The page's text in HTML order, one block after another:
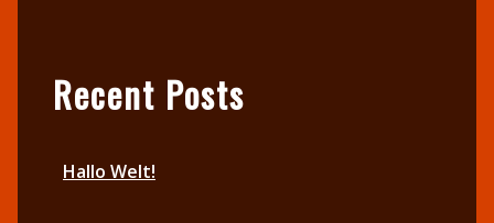
Recent Posts
Hallo Welt!